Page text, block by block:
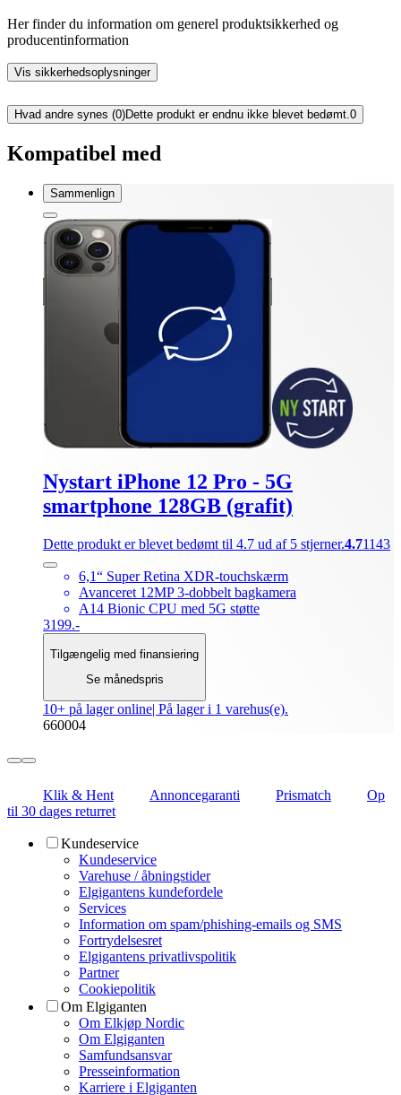
Her finder du information om generel produktsikkerhed og
producentinformation
Vis sikkerhedsoplysninger
Hvad andre synes (0)Dette produkt er endnu ikke blevet bedømt.0
Kompatibel med
Sammenlign
Nystart iPhone 12 Pro - 5G
smartphone 128GB (grafit)
Dette produkt er blevet bedømt til 4.7 ud af 5 stjerner.4.71143
6,1“ Super Retina XDR-touchskærm
Avanceret 12MP 3-dobbelt bagkamera
A14 Bionic CPU med 5G støtte
3199.-
Tilgængelig med finansiering
Se månedspris
10+ på lager online| På lager i 1 varehus(e).
660004
Klik & Hent Annoncegaranti Prismatch
Op
til 30 dages returret
Kundeservice
Kundeservice
Varehuse / åbningstider
Elgigantens kundefordele
Services
Information om spam/phishing-emails og SMS
Fortrydelsesret
Elgigantens privatlivspolitik
Partner
Cookiepolitik
Om Elgiganten
Om Elkjøp Nordic
Om Elgiganten
Samfundsansvar
Presseinformation
Karriere i Elgiganten